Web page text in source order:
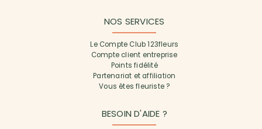
NOS SERVICES
Le Compte Club 123fleurs
Compte client entreprise
Points fidélité
Partenariat et affiliation
Vous êtes fleuriste ?
BESOIN D'AIDE ?